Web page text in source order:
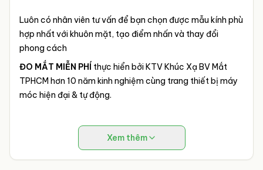
Luôn có nhân viên tư vấn để bạn chọn được mẫu kính phù
hợp nhất với khuôn mặt, tạo điểm nhấn và thay đổi
phong cách
ĐO MẮT MIỄN PHÍ thực hiển bởi KTV Khúc Xạ BV Mắt
TPHCM hơn 10 năm kinh nghiệm cùng trang thiết bị máy
móc hiện đại & tự động.
Xem thêm